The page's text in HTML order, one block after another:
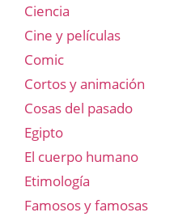
Ciencia
Cine y películas
Comic
Cortos y animación
Cosas del pasado
Egipto
El cuerpo humano
Etimología
Famosos y famosas